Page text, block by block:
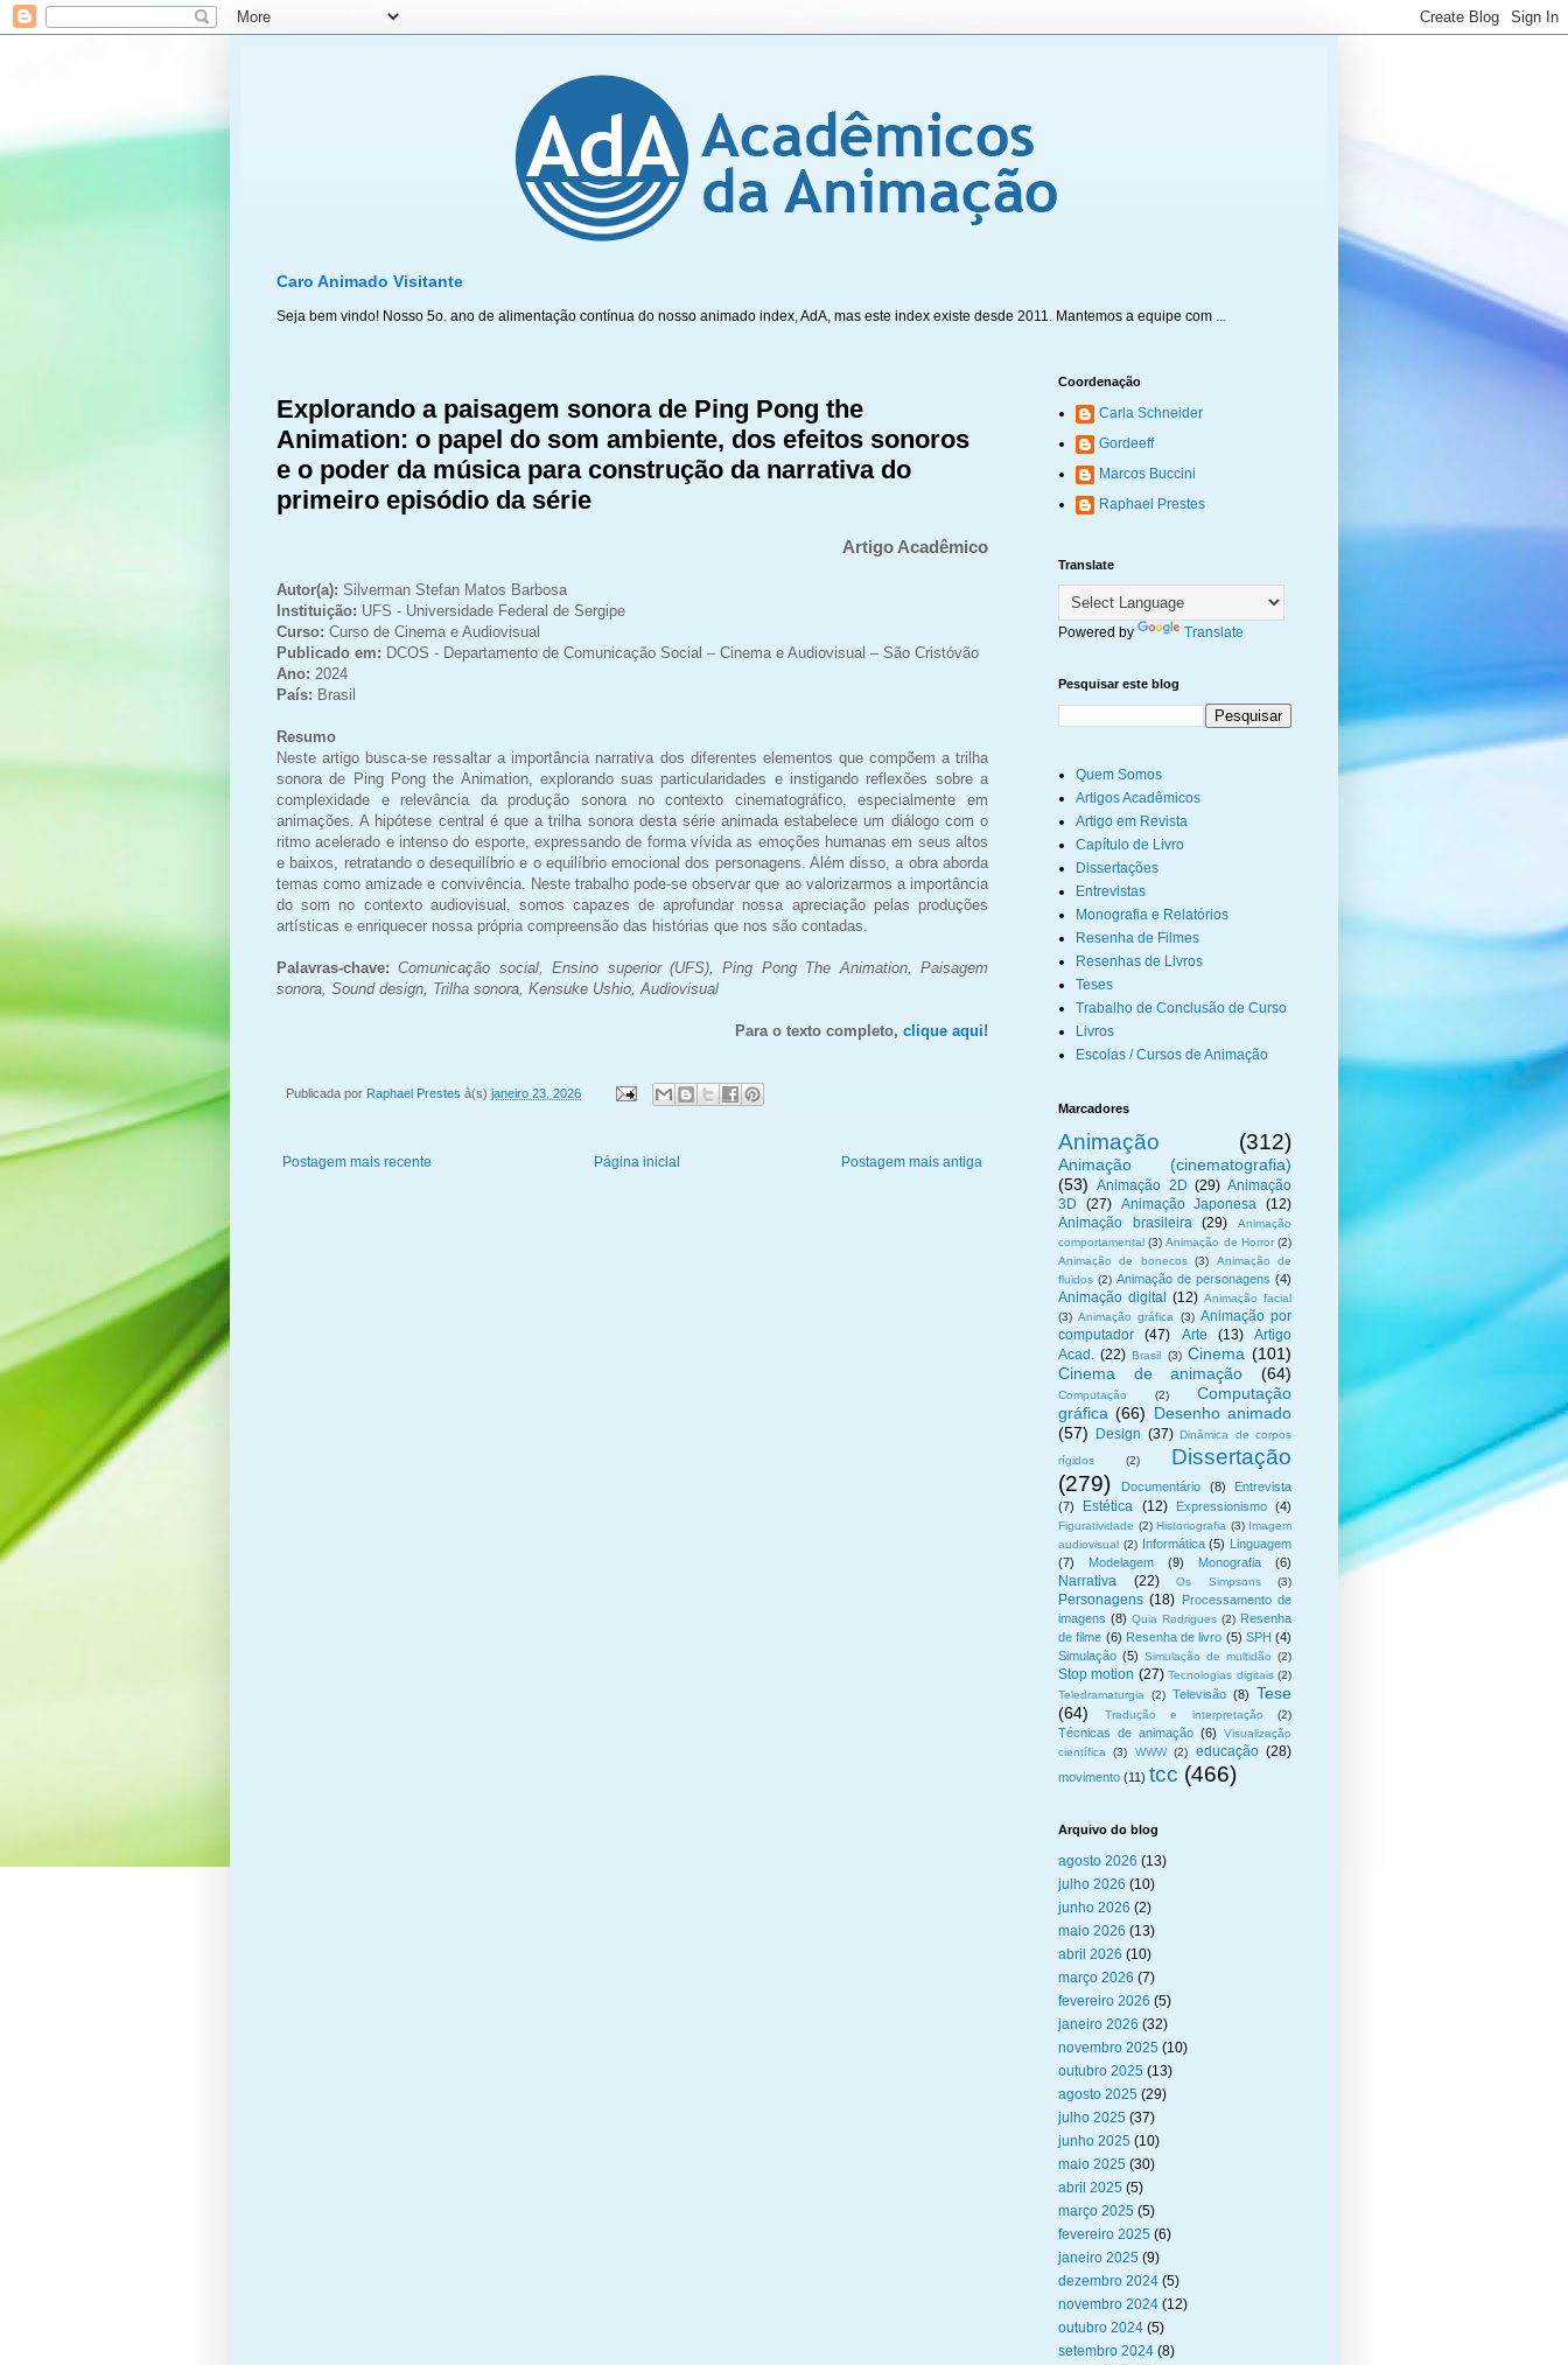
Caro Animado Visitante
Seja bem vindo! Nosso 5o. ano de alimentação contínua do nosso animado index, AdA, mas este index existe desde 2011. Mantemos a equipe com ...
Explorando a paisagem sonora de Ping Pong the
Animation: o papel do som ambiente, dos efeitos sonoros
e o poder da música para construção da narrativa do
primeiro episódio da série
Artigo Acadêmico
Autor(a): Silverman Stefan Matos Barbosa
Instituição: UFS - Universidade Federal de Sergipe
Curso: Curso de Cinema e Audiovisual
Publicado em: DCOS - Departamento de Comunicação Social – Cinema e Audiovisual – São Cristóvão
Ano: 2024
País: Brasil
Resumo
Neste artigo busca-se ressaltar a importância narrativa dos diferentes elementos que compõem a trilha
sonora de Ping Pong the Animation, explorando suas particularidades e instigando reflexões sobre a
complexidade e relevância da produção sonora no contexto cinematográfico, especialmente em
animações. A hipótese central é que a trilha sonora desta série animada estabelece um diálogo com o
ritmo acelerado e intenso do esporte, expressando de forma vívida as emoções humanas em seus altos
e baixos, retratando o desequilíbrio e o equilíbrio emocional dos personagens. Além disso, a obra aborda
temas como amizade e convivência. Neste trabalho pode-se observar que ao valorizarmos a importância
do som no contexto audiovisual, somos capazes de aprofundar nossa apreciação pelas produções
artísticas e enriquecer nossa própria compreensão das histórias que nos são contadas.
Palavras-chave:Comunicação social, Ensino superior (UFS), Ping Pong The Animation, Paisagem
sonora, Sound design, Trilha sonora, Kensuke Ushio, Audiovisual
Para o texto completo, clique aqui!
Publicada por Raphael Prestes à(s) janeiro 23, 2026
Postagem mais recente Postagem mais antiga
Página inicial
Coordenação
Carla Schneider
Gordeeff
Marcos Buccini
Raphael Prestes
Translate
Powered by Translate
Pesquisar este blog
Quem Somos
Artigos Acadêmicos
Artigo em Revista
Capítulo de Livro
Dissertações
Entrevistas
Monografia e Relatórios
Resenha de Filmes
Resenhas de Livros
Teses
Trabalho de Conclusão de Curso
Livros
Escolas / Cursos de Animação
Marcadores
Animação (312)
Animação (cinematografia)
(53) Animação 2D (29) Animação
3D
(27) Animação Japonesa (12)
Animação brasileira
(29)
Animação
comportamental (3) Animação de Horror (2)
Animação de bonecos (3)
Animação de
fluidos (2) Animação de personagens (4)
Animação digital (12) Animação facial
(3) Animação gráfica (3) Animação por
computador
(47) Arte (13)
Artigo
Acad. (22) Brasil (3) Cinema (101)
Cinema de animação
(64)
Computação (2)
Computação
gráfica (66) Desenho animado
(57)
Design (37) Dinâmica de corpos
rígidos
(2)
Dissertação
(279)
Documentário (8)
Entrevista
(7)
Estética (12) Expressionismo (4)
Figuratividade (2) Historiografia (3) Imagem
audiovisual (2) Informática (5) Linguagem
(7)
Modelagem (9) Monografia (6)
Narrativa (22) Os Simpsons (3)
Personagens (18) Processamento de
imagens (8) Quia Rodrigues (2) Resenha
de filme (6) Resenha de livro (5) SPH (4)
Simulação (5) Simulação de multidão (2)
Stop motion (27) Tecnologias digitais (2)
Teledramaturgia
(2) Televisão (8) Tese
(64)
Tradução e interpretação (2)
Técnicas de animação (6)
Visualização
científica
(3) WWW (2) educação (28)
movimento (11) tcc (466)
Arquivo do blog
agosto 2026 (13)
julho 2026 (10)
junho 2026 (2)
maio 2026 (13)
abril 2026 (10)
março 2026 (7)
fevereiro 2026 (5)
janeiro 2026 (32)
novembro 2025 (10)
outubro 2025 (13)
agosto 2025 (29)
julho 2025 (37)
junho 2025 (10)
maio 2025 (30)
abril 2025 (5)
março 2025 (5)
fevereiro 2025 (6)
janeiro 2025 (9)
dezembro 2024 (5)
novembro 2024 (12)
outubro 2024 (5)
setembro 2024 (8)